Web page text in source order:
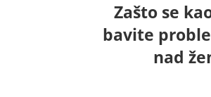
Zašto se
bavite
nad